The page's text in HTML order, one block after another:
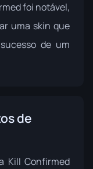
foi notável,
uma skin que
de um
de
Kill Confirmed